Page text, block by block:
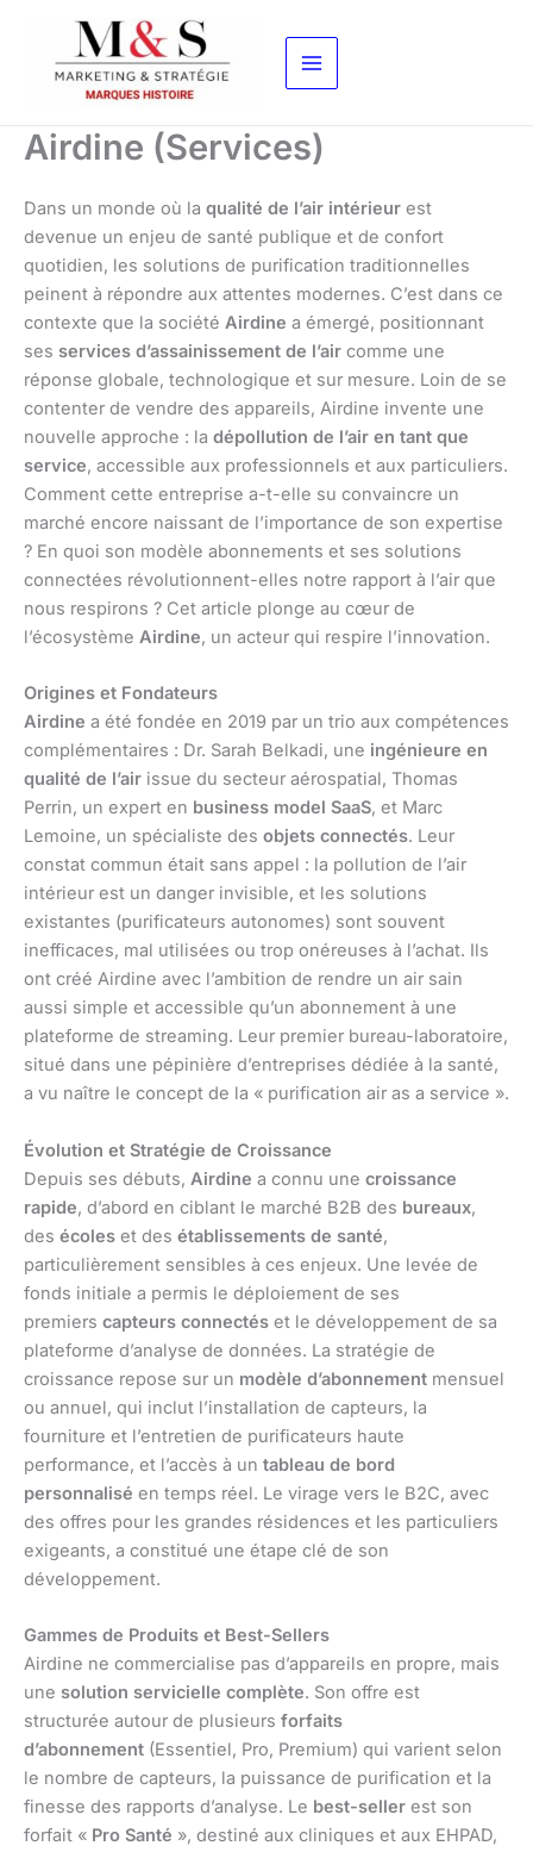
contenu
Airdine (Services)
Dans un monde où la qualité de l’air intérieur est
devenue un enjeu de santé publique et de confort
quotidien, les solutions de purification traditionnelles
peinent à répondre aux attentes modernes. C’est dans ce
contexte que la société Airdine a émergé, positionnant
ses services d’assainissement de l’air comme une
réponse globale, technologique et sur mesure. Loin de se
contenter de vendre des appareils, Airdine invente une
nouvelle approche : la dépollution de l’air en tant que
service, accessible aux professionnels et aux particuliers.
Comment cette entreprise a-t-elle su convaincre un
marché encore naissant de l’importance de son expertise
? En quoi son modèle abonnements et ses solutions
connectées révolutionnent-elles notre rapport à l’air que
nous respirons ? Cet article plonge au cœur de
l’écosystème Airdine, un acteur qui respire l’innovation.
Origines et Fondateurs
Airdine a été fondée en 2019 par un trio aux compétences
complémentaires : Dr. Sarah Belkadi, une ingénieure en
qualité de l’air issue du secteur aérospatial, Thomas
Perrin, un expert en business model SaaS, et Marc
Lemoine, un spécialiste des objets connectés. Leur
constat commun était sans appel : la pollution de l’air
intérieur est un danger invisible, et les solutions
existantes (purificateurs autonomes) sont souvent
inefficaces, mal utilisées ou trop onéreuses à l’achat. Ils
ont créé Airdine avec l’ambition de rendre un air sain
aussi simple et accessible qu’un abonnement à une
plateforme de streaming. Leur premier bureau-laboratoire,
situé dans une pépinière d’entreprises dédiée à la santé,
a vu naître le concept de la « purification air as a service ».
Évolution et Stratégie de Croissance
Depuis ses débuts, Airdine a connu une croissance
rapide, d’abord en ciblant le marché B2B des bureaux,
des écoles et des établissements de santé,
particulièrement sensibles à ces enjeux. Une levée de
fonds initiale a permis le déploiement de ses
premiers capteurs connectés et le développement de sa
plateforme d’analyse de données. La stratégie de
croissance repose sur un modèle d’abonnement mensuel
ou annuel, qui inclut l’installation de capteurs, la
fourniture et l’entretien de purificateurs haute
performance, et l’accès à un tableau de bord
personnalisé en temps réel. Le virage vers le B2C, avec
des offres pour les grandes résidences et les particuliers
exigeants, a constitué une étape clé de son
développement.
Gammes de Produits et Best-Sellers
Airdine ne commercialise pas d’appareils en propre, mais
une solution servicielle complète. Son offre est
structurée autour de plusieurs forfaits
d’abonnement (Essentiel, Pro, Premium) qui varient selon
le nombre de capteurs, la puissance de purification et la
finesse des rapports d’analyse. Le best-seller est son
forfait « Pro Santé », destiné aux cliniques et aux EHPAD,